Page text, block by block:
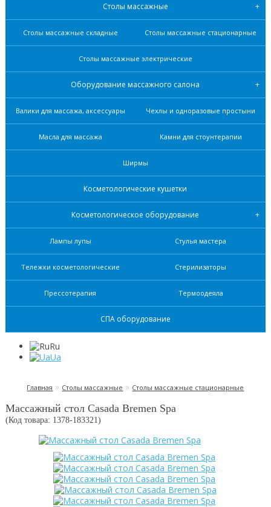
Столы массажные
Столы массажные складные Столы массажные стационарные
Столы массажные электрические
Оборудование массажного салона
Валики для массажа, аксессуары Чехлы и одноразовые простыни
Масла для массажа Камни для стоунтерапии
Ширмы
Косметологические кушетки
Косметологическое оборудование
Лампы лупы Стулья мастера
Тележки косметологические Стерилизаторы
Прессотерапия Термоодеяла
СПА оборудование
Ru
Ua
Главная » Столы массажные » Столы массажные стационарные
Массажный стол Casada Bremen Spa
(Код товара: 1378-183321)